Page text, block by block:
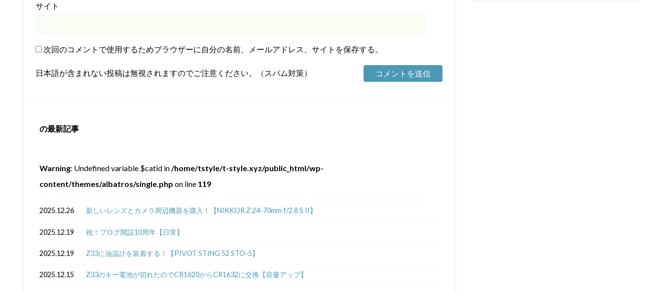
サイト
次回のコメントで使用するためブラウザーに自分の名前、メールアドレス、サイトを保存する。
日本語が含まれない投稿は無視されますのでご注意ください。（スパム対策）
の最新記事
Warning: Undefined variable $catid in/home/tstyle/t-style.xyz/public_html/wp-
content/themes/albatros/single.php on line 119
2025.12.26 新しいレンズとカメラ周辺機器を購入！【NIKKOR Z 24-70mm f/2.8 S II】
2025.12.19 祝！ブログ開設10周年【日常】
2025.12.19 Z33に油温計を装着する！【PIVOT STING 52 STO-5】
2025.12.15 Z33のキー電池が切れたのでCR1620からCR1632に交換【容量アップ】